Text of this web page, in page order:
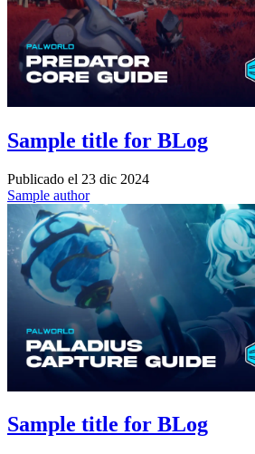
Sample title for BLog
Publicado el 23 dic 2024
Sample author
Sample title for BLog